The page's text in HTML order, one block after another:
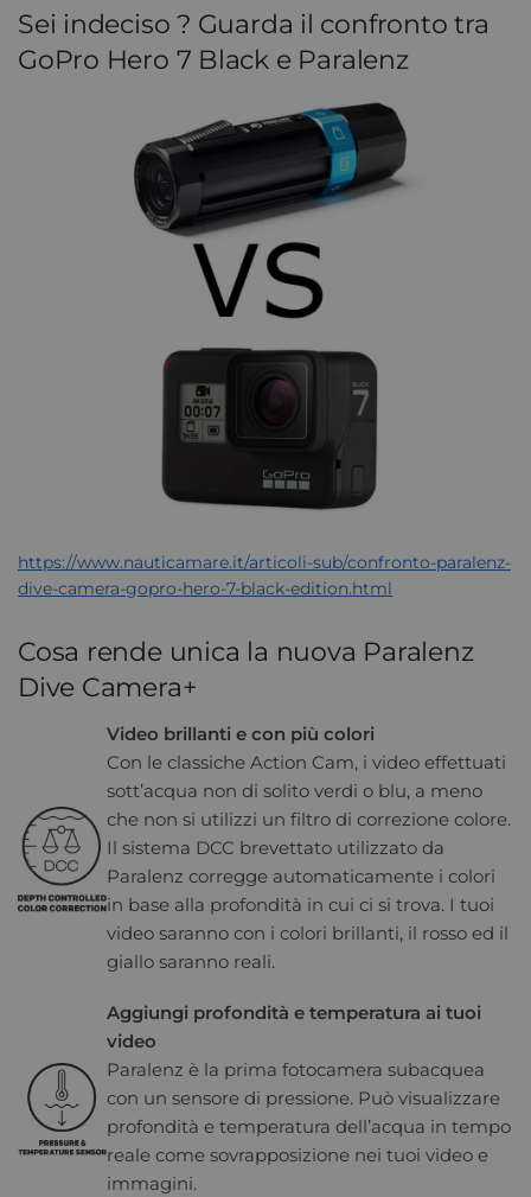
Sei indeciso ? Guarda il confronto tra
GoPro Hero 7 Black e Paralenz
https://www.nauticamare.it/articoli-sub/confronto-paralenz-
dive-camera-gopro-hero-7-black-edition.html
Cosa rende unica la nuova Paralenz
Dive Camera+
Video brillanti e con più colori
Con le classiche Action Cam, i video effettuati
sott’acqua non di solito verdi o blu, a meno
che non si utilizzi un filtro di correzione colore.
Il sistema DCC brevettato utilizzato da
Paralenz corregge automaticamente i colori
in base alla profondità in cui ci si trova. I tuoi
video saranno con i colori brillanti, il rosso ed il
giallo saranno reali.
Aggiungi profondità e temperatura ai tuoi
video
Paralenz è la prima fotocamera subacquea
con un sensore di pressione. Può visualizzare
profondità e temperatura dell’acqua in tempo
reale come sovrapposizione nei tuoi video e
immagini.